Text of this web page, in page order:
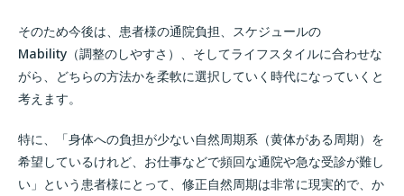
そのため今後は、患者様の通院負担、スケジュールの
Mability（調整のしやすさ）、そしてライフスタイルに合わせな
がら、どちらの方法かを柔軟に選択していく時代になっていくと
考えます。
特に、「身体への負担が少ない自然周期系（黄体がある周期）を
希望しているけれど、お仕事などで頻回な通院や急な受診が難し
い」という患者様にとって、修正自然周期は非常に現実的で、か